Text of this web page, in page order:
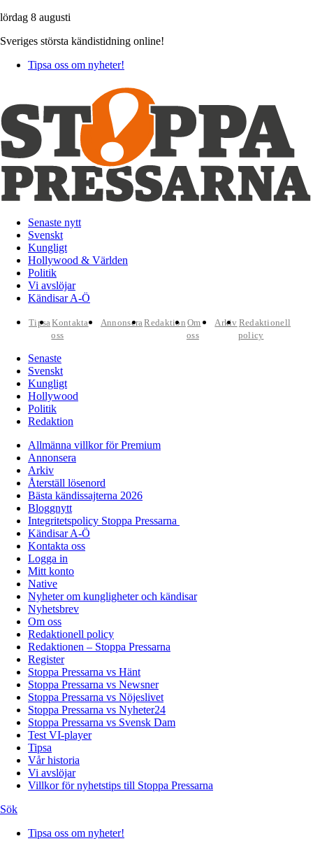
lördag 8 augusti
Sveriges största kändistidning online!
Tipsa oss om nyheter!
Senaste nytt
Svenskt
Kungligt
Hollywood & Världen
Politik
Vi avslöjar
Kändisar A-Ö
TipsaKontakta
oss
AnnonseraRedaktion Om
oss
Arkiv Redaktionell
policy
Senaste
Svenskt
Kungligt
Hollywood
Politik
Redaktion
Allmänna villkor för Premium
Annonsera
Arkiv
Återställ lösenord
Bästa kändissajterna 2026
Bloggnytt
Integritetspolicy Stoppa Pressarna
Kändisar A-Ö
Kontakta oss
Logga in
Mitt konto
Native
Nyheter om kungligheter och kändisar
Nyhetsbrev
Om oss
Redaktionell policy
Redaktionen – Stoppa Pressarna
Register
Stoppa Pressarna vs Hänt
Stoppa Pressarna vs Newsner
Stoppa Pressarna vs Nöjeslivet
Stoppa Pressarna vs Nyheter24
Stoppa Pressarna vs Svensk Dam
Test VI-player
Tipsa
Vår historia
Vi avslöjar
Villkor för nyhetstips till Stoppa Pressarna
Sök
Tipsa oss om nyheter!